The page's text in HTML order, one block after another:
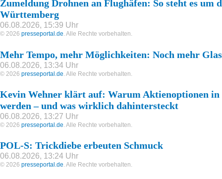
Zumeldung Drohnen an Flughäfen: So steht es um
Württemberg
06.08.2026, 15:39 Uhr
© 2026 presseportal.de. Alle Rechte vorbehalten.
Mehr Tempo, mehr Möglichkeiten: Noch mehr
06.08.2026, 13:34 Uhr
© 2026 presseportal.de . Alle Rechte vorbehalten.
Kevin Wehner klärt auf: Warum Aktienoptionen in
werden – und was wirklich dahintersteckt
06.08.2026, 13:27 Uhr
© 2026 presseportal.de. Alle Rechte vorbehalten.
POL-S: Trickdiebe erbeuten Schmuck
06.08.2026, 13:24 Uhr
© 2026 presseportal.de. Alle Rechte vorbehalten.